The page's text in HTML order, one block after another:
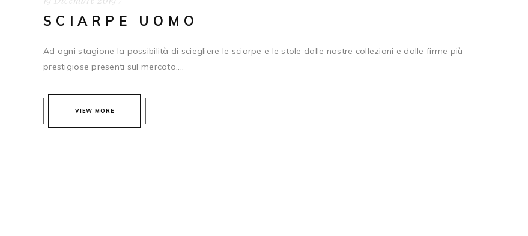
SCIARPE UOMO
Ad ogni stagione la possibilità di sciegliere le sciarpe e le stole dalle nostre collezioni e dalle firme più
prestigiose presenti sul mercato....
VIEW MORE